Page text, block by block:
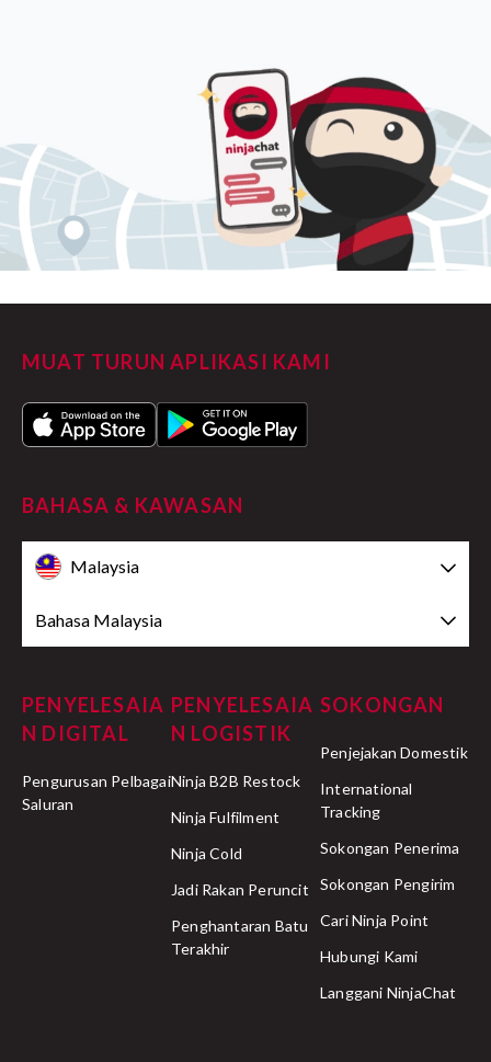
MUAT TURUN APLIKASI KAMI
BAHASA & KAWASAN
Malaysia
Bahasa Malaysia
PENYELESAIA
N DIGITAL
Pengurusan Pelbagai
Saluran
PENYELESAIA
N LOGISTIK
Ninja B2B Restock
Ninja Fulfilment
Ninja Cold
Jadi Rakan Peruncit
Penghantaran Batu
Terakhir
SOKONGAN
Penjejakan Domestik
International
Tracking
Sokongan Penerima
Sokongan Pengirim
Cari Ninja Point
Hubungi Kami
Langgani NinjaChat